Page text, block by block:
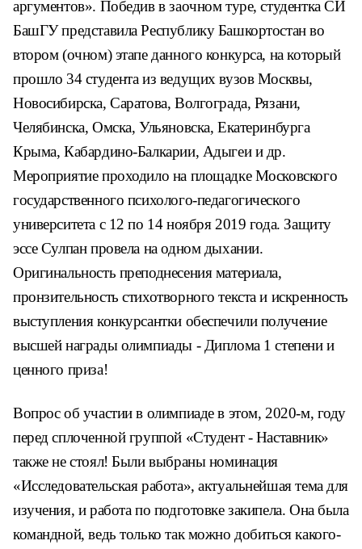
аргументов». Победив в заочном туре, студентка СИ
БашГУ представила Республику Башкортостан во
втором (очном) этапе данного конкурса, на который
прошло 34 студента из ведущих вузов Москвы,
Новосибирска, Саратова, Волгограда, Рязани,
Челябинска, Омска, Ульяновска, Екатеринбурга
Крыма, Кабардино-Балкарии, Адыгеи и др.
Мероприятие проходило на площадке Московского
государственного психолого-педагогического
университета с 12 по 14 ноября 2019 года. Защиту
эссе Сулпан провела на одном дыхании.
Оригинальность преподнесения материала,
пронзительность стихотворного текста и искренность
выступления конкурсантки обеспечили получение
высшей награды олимпиады - Диплома 1 степени и
ценного приза!
Вопрос об участии в олимпиаде в этом, 2020-м, году
перед сплоченной группой «Студент - Наставник»
также не стоял! Были выбраны номинация
«Исследовательская работа», актуальнейшая тема для
изучения, и работа по подготовке закипела. Она была
командной, ведь только так можно добиться какого-